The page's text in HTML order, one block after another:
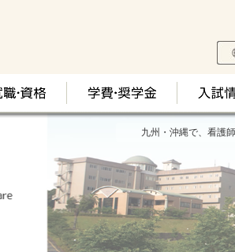
九州・沖縄で、看護